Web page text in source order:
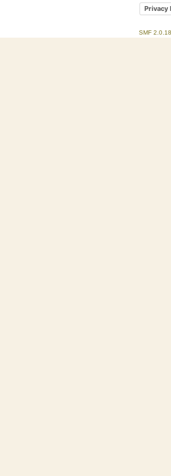
Privacy
SMF 2.0.18